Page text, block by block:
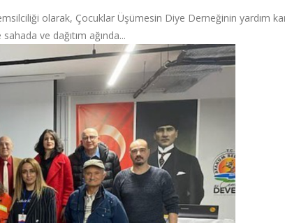
olarak, Çocuklar Üşümesin Diye Derneğinin yardım
ve dağıtım ağında...